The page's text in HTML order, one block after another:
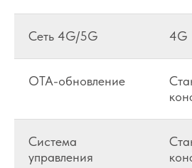
Сеть 4G/5G 4G
ОТА-обновление
Система
управления